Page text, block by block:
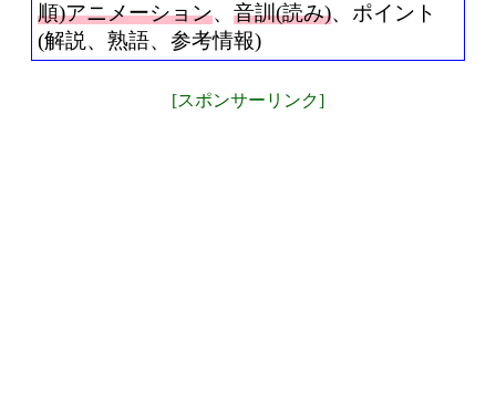
順)アニメーション、 音訓(読み)、ポイント
(解説、熟語、参考情報)
[スポンサーリンク]